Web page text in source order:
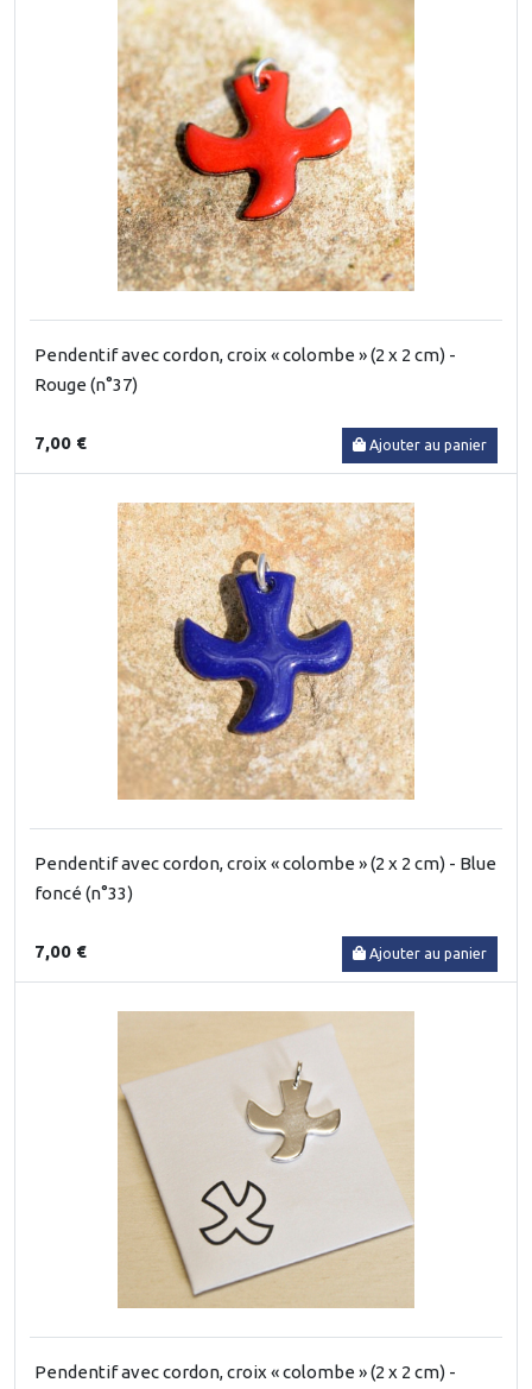
Pendentif avec cordon, croix « colombe » (2 x 2 cm) -
Rouge (n°37)
7,00 € Ajouter au panier
Pendentif avec cordon, croix « colombe » (2 x 2 cm) - Blue
foncé (n°33)
7,00 € Ajouter au panier
Pendentif avec cordon, croix « colombe » (2 x 2 cm) -